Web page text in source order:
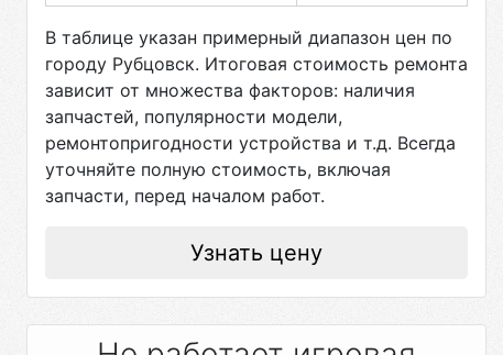
В таблице указан примерный диапазон цен по
городу Рубцовск. Итоговая стоимость ремонта
зависит от множества факторов: наличия
запчастей, популярности модели,
ремонтопригодности устройства и т.д. Всегда
уточняйте полную стоимость, включая
запчасти, перед началом работ.
Узнать цену